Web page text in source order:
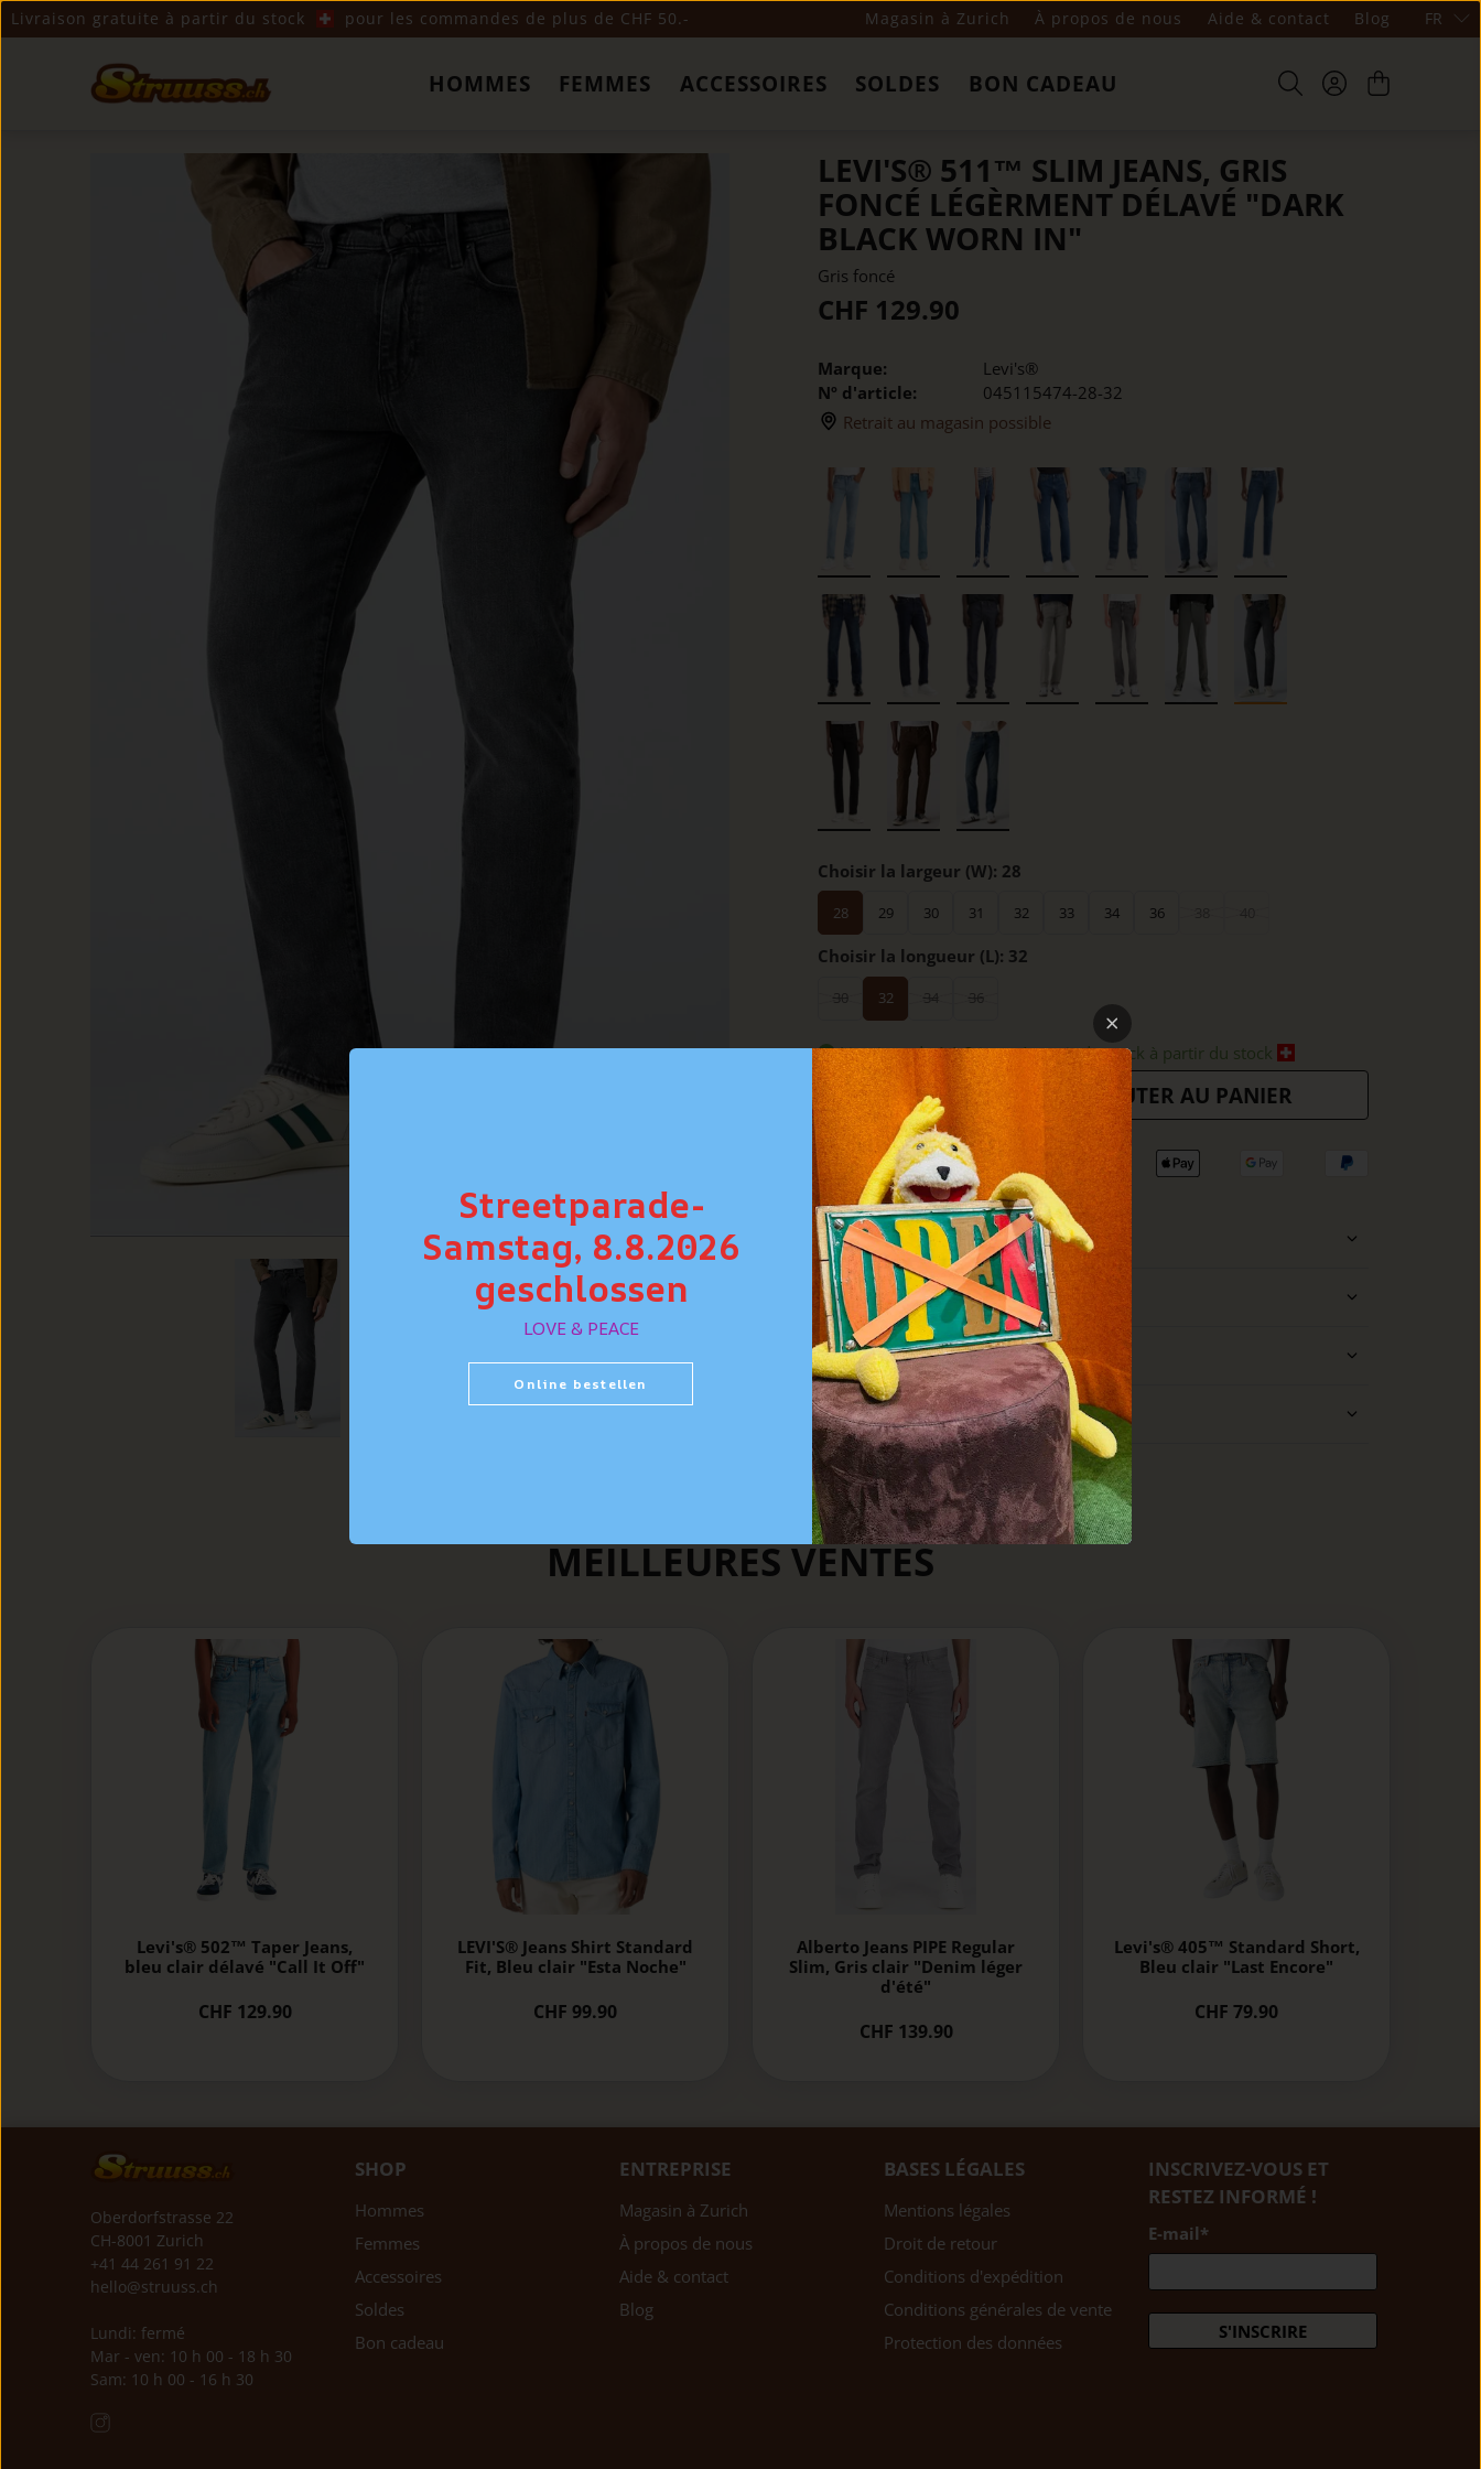
Livraison gratuite à partir du stock pour les commandes de plus de CHF 50.- Magasin à Zurich À propos de nous Aide & contact Blog FR
HOMMES FEMMES ACCESSOIRES SOLDES BON CADEAU
LEVI'S® 511™ SLIM JEANS, GRIS
FONCÉ LÉGÈRMENT DÉLAVÉ "DARK
BLACK WORN IN"
Gris foncé
CHF 129.90
Marque:
Levi's®
Nº d'article:
045115474-28-32
Retrait au magasin possible
Choisir la largeur (W): 28
28 29 30 31 32 33 34 36
Choisir la longueur (L): 32
30 32 34 36
Livraison de 1 à 3 jours à partir du stock à partir du stock
Quantité
AJOUTER AU PANIER
DÉTAILS
COUPE
SOINS
CONSEIL PERSONNALISÉ
MEILLEURES VENTES
Levi's® 502™ Taper Jeans,
bleu clair délavé "Call It Off"
CHF 129.90
LEVI'S® Jeans Shirt Standard
Fit, Bleu clair "Esta Noche"
CHF 99.90
Alberto Jeans PIPE Regular
Slim, Gris clair "Denim léger
d'été"
CHF 139.90
Levi's® 405™ Standard Short,
Bleu clair "Last Encore"
CHF 79.90
Oberdorfstrasse 22
CH-8001 Zurich
+41 44 261 91 22
hello@struuss.ch
Lundi: fermé
Mar - ven: 10 h 00 - 18 h 30
Sam: 10 h 00 - 16 h 30
SHOP
Hommes
Femmes
Accessoires
Soldes
Bon cadeau
ENTREPRISE
Magasin à Zurich
À propos de nous
Aide & contact
Blog
BASES LÉGALES
Mentions légales
Droit de retour
Conditions d'expédition
Conditions générales de vente
Protection des données
INSCRIVEZ-VOUS ET
RESTEZ INFORMÉ !
E-mail*
S'INSCRIRE
Streetparade-
Samstag, 8.8.2026
geschlossen
LOVE & PEACE
Online bestellen